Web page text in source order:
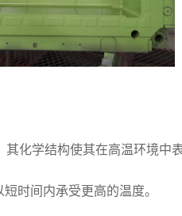
化学结构使其在高温环境中
时间内承受更高的温度。